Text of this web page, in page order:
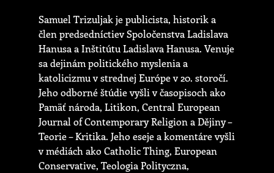
Samuel Trizuljak je publicista, historik a
člen predsedníctiev Spoločenstva Ladislava
Hanusa a Inštitútu Ladislava Hanusa. Venuje
sa dejinám politického myslenia a
katolicizmu v strednej Európe v 20. storočí.
Jeho odborné štúdie vyšli v časopisoch ako
Pamäť národa, Litikon, Central European
Journal of Contemporary Religion a Dějiny –
Teorie – Kritika. Jeho eseje a komentáre vyšli
v médiách ako Catholic Thing, European
Conservative, Teologia Polityczna,